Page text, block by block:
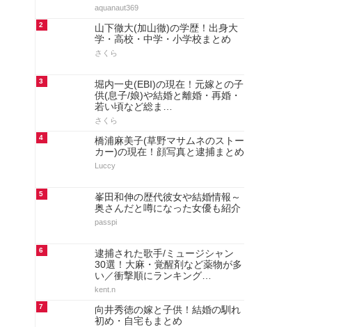
aquanaut369
2
山下徹大(加山徹)の学歴！出身大
学・高校・中学・小学校まとめ
さくら
3
堀内一史(EBI)の現在！元嫁との子
供(息子/娘)や結婚と離婚・再婚・
若い頃など総ま…
さくら
4
橋浦麻美子(草野マサムネのストー
カー)の現在！顔写真と逮捕まとめ
Luccy
5
峯田和伸の歴代彼女や結婚情報～
奥さんだと噂になった女優も紹介
passpi
6
逮捕された歌手/ミュージシャン
30選！大麻・覚醒剤など薬物が多
い／衝撃順にランキング…
kent.n
7
向井秀徳の嫁と子供！結婚の馴れ
初め・自宅もまとめ